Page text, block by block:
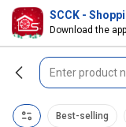
Best-selling
SCCK -
Download the